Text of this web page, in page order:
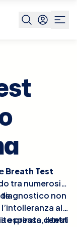
Cremona
Breath Test
tra numerosi
te.
non
al
espirata, il test
pressocentri